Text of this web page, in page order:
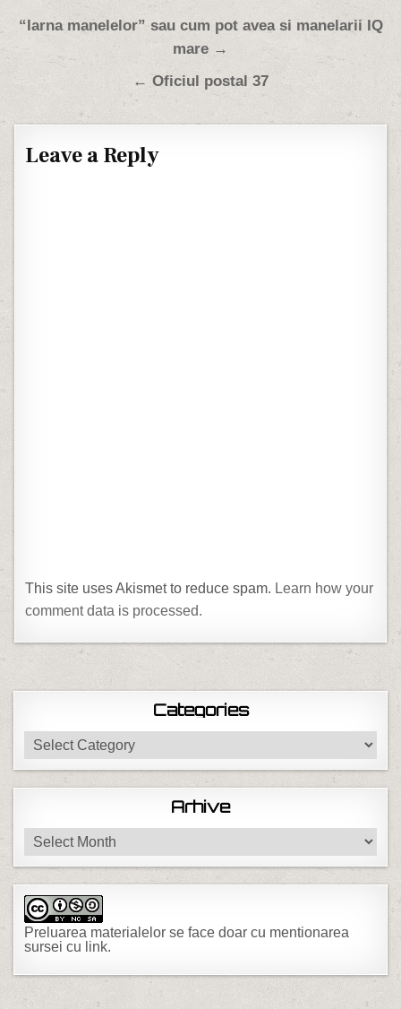
Post navigation
“Iarna manelelor” sau cum pot avea si manelarii IQ
mare →
← Oficiul postal 37
Leave a Reply
This site uses Akismet to reduce spam. Learn how your
comment data is processed.
Categories
Categories
Arhive
Arhive
Preluarea materialelor se face doar cu mentionarea
sursei cu link.